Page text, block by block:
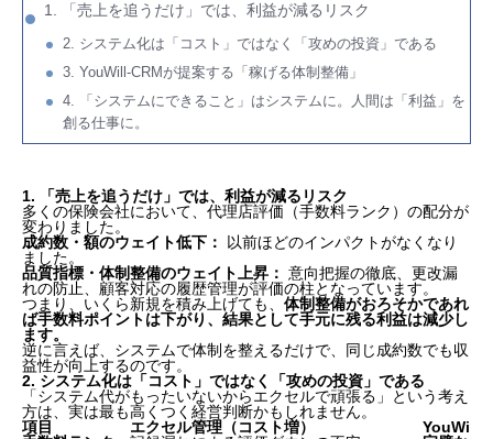
1. 「売上を追うだけ」では、利益が減るリスク
2. システム化は「コスト」ではなく「攻めの投資」である
3. YouWill-CRMが提案する「稼げる体制整備」
4. 「システムにできること」はシステムに。人間は「利益」を
創る仕事に。
1. 「売上を追うだけ」では、利益が減るリスク
多くの保険会社において、代理店評価（手数料ランク）の配分が
変わりました。
成約数・額のウェイト低下：
以前ほどのインパクトがなくなり
ました。
品質指標・体制整備のウェイト上昇： 意向把握の徹底、更改漏
れの防止、顧客対応の履歴管理が評価の柱となっています。
つまり、いくら新規を積み上げても、 体制整備がおろそかであれ
ば手数料ポイントは下がり、結果として手元に残る利益は減少し
ます。
逆に言えば、システムで体制を整えるだけで、同じ成約数でも収
益性が向上するのです。
2. システム化は「コスト」ではなく「攻めの投資」である
「システム代がもったいないからエクセルで頑張る」という考え
方は、実は最も高くつく経営判断かもしれません。
項目
エクセル管理（コスト増）
YouWill-